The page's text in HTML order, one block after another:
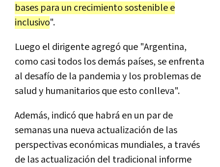
bases para un crecimiento sostenible e
inclusivo".
Luego el dirigente agregó que "Argentina,
como casi todos los demás países, se enfrenta
al desafío de la pandemia y los problemas de
salud y humanitarios que esto conlleva".
Además, indicó que habrá en un par de
semanas una nueva actualización de las
perspectivas económicas mundiales, a través
de las actualización del tradicional informe